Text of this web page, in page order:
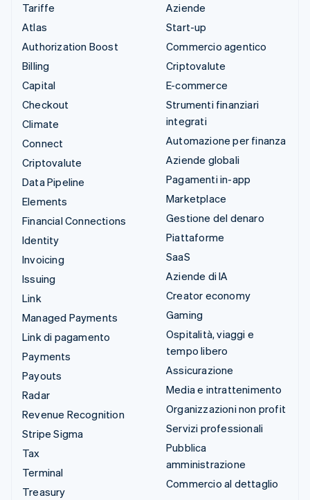
Tariffe
Atlas
Authorization Boost
Billing
Capital
Checkout
Climate
Connect
Criptovalute
Data Pipeline
Elements
Financial Connections
Identity
Invoicing
Issuing
Link
Managed Payments
Link di pagamento
Payments
Payouts
Radar
Revenue Recognition
Stripe Sigma
Tax
Terminal
Treasury
Aziende
Start-up
Commercio agentico
Criptovalute
E-commerce
Strumenti finanziari
integrati
Automazione per finanza
Aziende globali
Pagamenti in-app
Marketplace
Gestione del denaro
Piattaforme
SaaS
Aziende di IA
Creator economy
Gaming
Ospitalità, viaggi e
tempo libero
Assicurazione
Media e intrattenimento
Organizzazioni non profit
Servizi professionali
Pubblica
amministrazione
Commercio al dettaglio